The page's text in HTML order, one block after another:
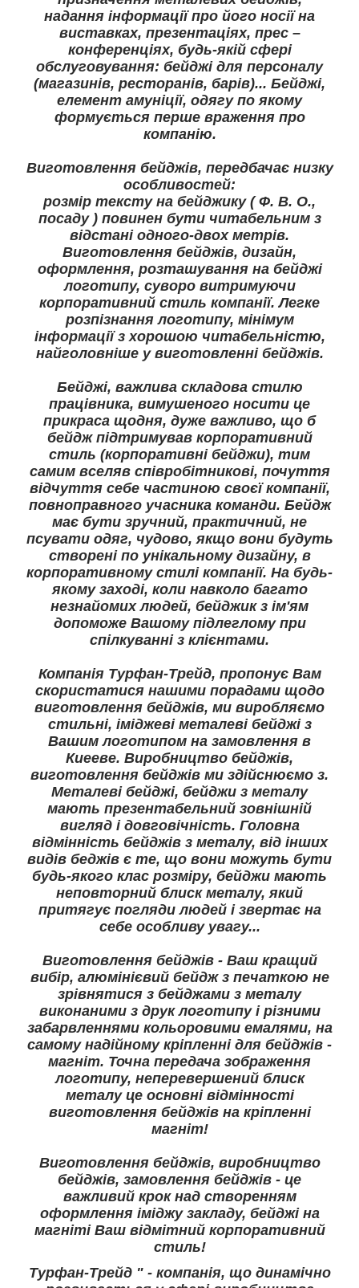
надання інформації про його носії на
виставках, презентаціях, прес –
конференціях, будь-якій сфері
обслуговування: бейджі для персоналу
(магазинів, ресторанів, барів)... Бейджі,
елемент амуніції, одягу по якому
формується перше враження про
компанію.
Виготовлення бейджів, передбачає низку
особливостей:
розмір тексту на бейджику ( Ф. В. О.,
посаду ) повинен бути читабельним з
відстані одного-двох метрів.
Виготовлення бейджів, дизайн,
оформлення, розташування на бейджі
логотипу, суворо витримуючи
корпоративний стиль компанії. Легке
розпізнання логотипу, мінімум
інформації з хорошою читабельністю,
найголовніше у виготовленні бейджів.
Бейджі, важлива складова стилю
працівника, вимушеного носити це
прикраса щодня, дуже важливо, що б
бейдж підтримував корпоративний
стиль (корпоративні бейджи), тим
самим вселяв співробітникові, почуття
відчуття себе частиною своєї компанії,
повноправного учасника команди. Бейдж
має бути зручний, практичний, не
псувати одяг, чудово, якщо вони будуть
створені по унікальному дизайну, в
корпоративному стилі компанії. На будь-
якому заході, коли навколо багато
незнайомих людей, бейджик з ім'ям
допоможе Вашому підлеглому при
спілкуванні з клієнтами.
Компанія Турфан-Трейд, пропонує Вам
скористатися нашими порадами щодо
виготовлення бейджів, ми виробляємо
стильні, іміджеві металеві бейджі з
Вашим логотипом на замовлення в
Киееве. Виробництво бейджів,
виготовлення бейджів ми здійснюємо з.
Металеві бейджі, бейджи з металу
мають презентабельний зовнішній
вигляд і довговічність. Головна
відмінність бейджів з металу, від інших
видів беджів є те, що вони можуть бути
будь-якого клас розміру, бейджи мають
неповторний блиск металу, який
притягує погляди людей і звертає на
себе особливу увагу...
Виготовлення бейджів - Ваш кращий
вибір, алюмінієвий бейдж з печаткою не
зрівнятися з бейджами з металу
виконаними з друк логотипу і різними
забарвленнями кольоровими емалями, на
самому надійному кріпленні для бейджів -
магніт. Точна передача зображення
логотипу, неперевершений блиск
металу це основні відмінності
виготовлення бейджів на кріпленні
магніт!
Виготовлення бейджів, виробництво
бейджів, замовлення бейджів - це
важливий крок над створенням
оформлення іміджу закладу, бейджі на
магніті Ваш відмітний корпоративний
стиль!
Турфан-Трейд " - компанія, що динамічно